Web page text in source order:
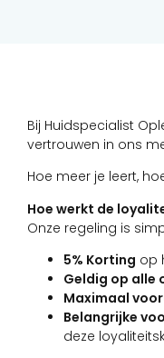
Bij Huidspecialist
vertrouwen in ons
Hoe meer je leert,
Hoe werkt de
Onze regeling is
5% Korting op
Geldig op alle
Maximaal
Belangrijke
deze